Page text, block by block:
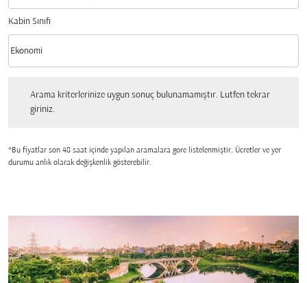
Kabin Sınıfı
Kabin Sınıfı option Ekonomi Selected
Ekonomi
keyboard_arrow_down
Arama kriterlerinize uygun sonuç bulunamamıştır. Lutfen tekrar
giriniz.
*Bu fiyatlar son 48 saat içinde yapılan aramalara gore listelenmiştir. Ücretler ve yer
durumu anlık olarak değişkenlik gösterebilir.